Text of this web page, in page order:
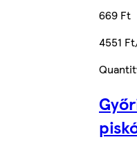
669 Ft
4551